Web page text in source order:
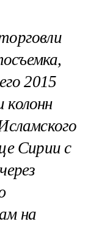
2015
Сирии с
на